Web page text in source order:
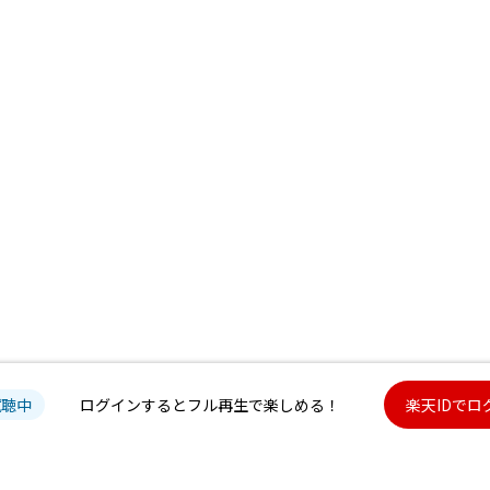
中 ログインするとフル再生で楽しめる！ 楽天IDでロ